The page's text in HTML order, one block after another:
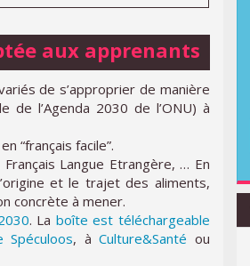
aux apprenants
de s’approprier de manière
l’Agenda 2030 de l’ONU) à
en “français facile”.
Langue Etrangère, … En
et le trajet des aliments,
concrète à mener.
. La boîte est téléchargeable
Spéculoos, àCulture&Santé ou